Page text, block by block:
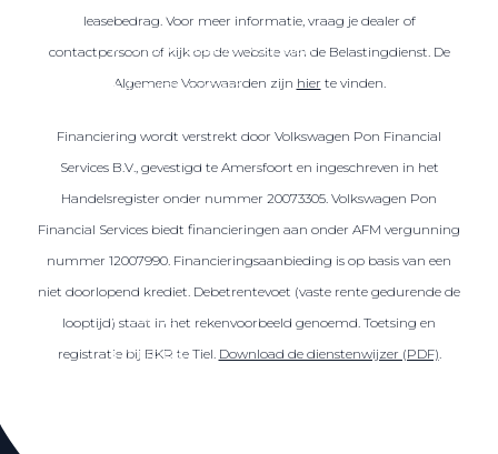
Onderhoud en kosten
Shuttel laadoplossingen
Duurzaamheid
Veelgestelde vragen
Aanbod elektrisch
Škoda
CUPRA
leasebedrag. Voor meer informatie, vraag je dealer of
contactpersoon of kijk op de website van de Belastingdienst. De
Algemene Voorwaarden zijn hier te vinden.
Financiering wordt verstrekt door Volkswagen Pon Financial
Services B.V., gevestigd te Amersfoort en ingeschreven in het
Handelsregister onder nummer 20073305. Volkswagen Pon
Financial Services biedt financieringen aan onder AFM vergunning
nummer 12007990. Financieringsaanbieding is op basis van een
niet doorlopend krediet. Debetrentevoet (vaste rente gedurende de
looptijd) staat in het rekenvoorbeeld genoemd. Toetsing en
registratie bij BKR te Tiel. Download de dienstenwijzer (PDF).